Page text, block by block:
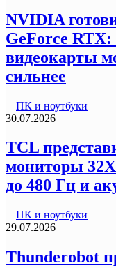
NVIDIA
GeForce
видеокарты
сильнее
ПК и ноутбуки
30.07.2026
TCL
мониторы
до 480 Гц и
ПК и ноутбуки
29.07.2026
Thunderobot